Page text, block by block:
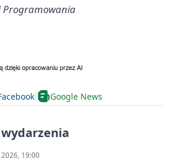
Programowania
Google News
19:00